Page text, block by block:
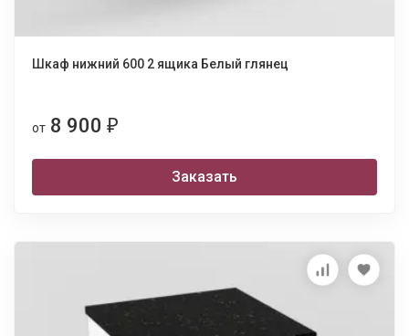
Шкаф нижний 600 2 ящика Белый глянец
от 8 900 ₽
Заказать